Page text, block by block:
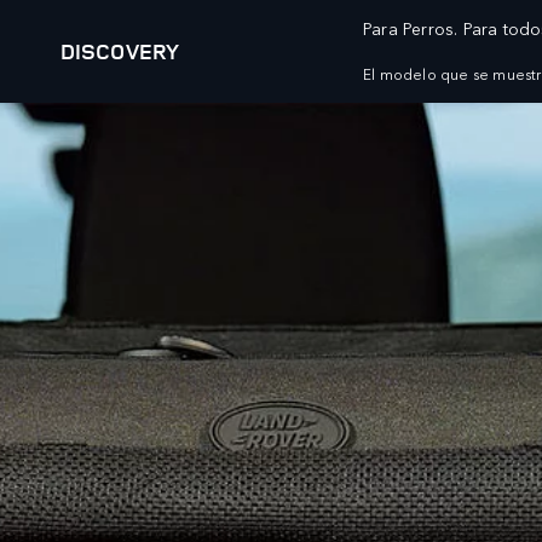
DISCOVERY
Para Perros. Para
El modelo que se
MODELOS
RANGE ROVER
RANGE ROVER SPORT
RANGE ROVER VELAR
RANGE ROVER EVOQUE
DISCOVERY
PROPIETARIOS
DESCRIPCIÓN GENERAL
SERVICIO
MANTENIMIENTO
ACCESORIOS
BIBLIOTECA DE LOS PROPIETARIOS